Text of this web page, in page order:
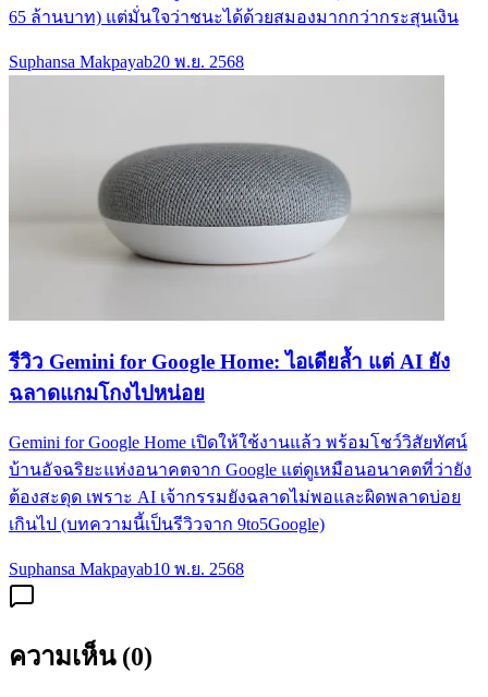
65 ล้านบาท) แต่มั่นใจว่าชนะได้ด้วยสมองมากกว่ากระสุนเงิน
Suphansa Makpayab20 พ.ย. 2568
รีวิว Gemini for Google Home: ไอเดียล้ำ แต่ AI ยัง
ฉลาดแกมโกงไปหน่อย
Gemini for Google Home เปิดให้ใช้งานแล้ว พร้อมโชว์วิสัยทัศน์
บ้านอัจฉริยะแห่งอนาคตจาก Google แต่ดูเหมือนอนาคตที่ว่ายัง
ต้องสะดุด เพราะ AI เจ้ากรรมยังฉลาดไม่พอและผิดพลาดบ่อย
เกินไป (บทความนี้เป็นรีวิวจาก 9to5Google)
Suphansa Makpayab10 พ.ย. 2568
ความเห็น (0)